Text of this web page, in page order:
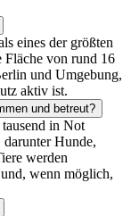
eines der größten
Fläche von rund 16
und Umgebung,
aktiv ist.
und betreut?
in Not
darunter Hunde,
werden
wenn möglich,